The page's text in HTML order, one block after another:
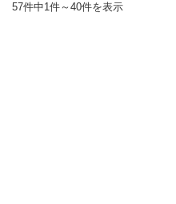
57件中1件～40件を表示